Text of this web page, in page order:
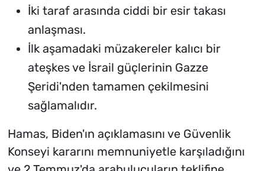
İki taraf arasında ciddi bir esir takası
anlaşması.
İlk aşamadaki müzakereler kalıcı bir
ateşkes ve İsrail güçlerinin Gazze
Şeridi'nden tamamen çekilmesini
sağlamalıdır.
Hamas, Biden'ın açıklamasını ve Güvenlik
Konseyi kararını memnuniyetle karşıladığını